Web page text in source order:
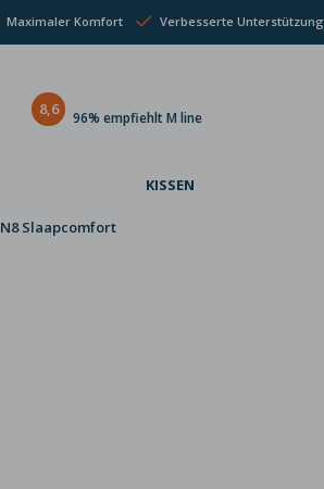
Maximaler Komfort Verbesserte Unterstützung
8,6 96% empfiehlt M line
KISSEN
N8 Slaapcomfort